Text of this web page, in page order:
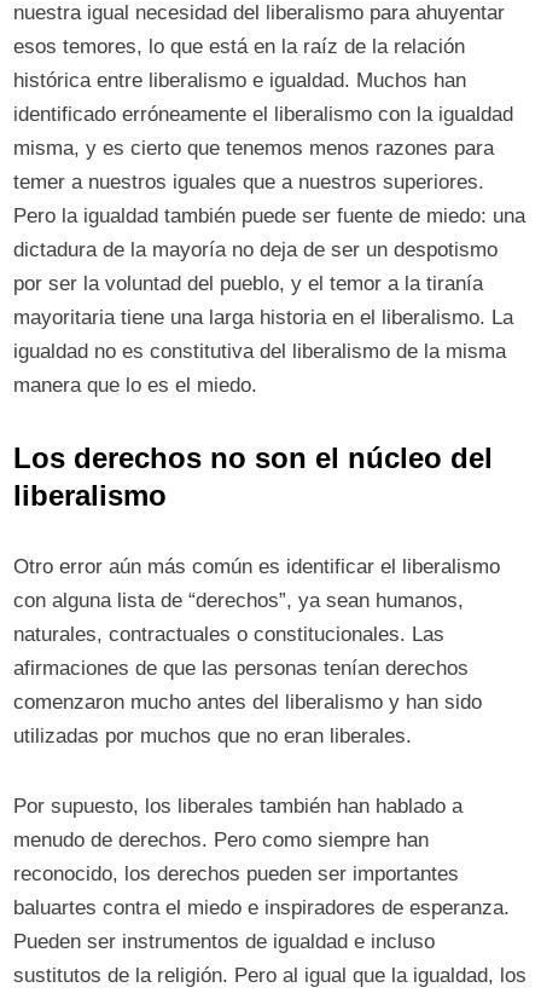
nuestra igual necesidad del liberalismo para ahuyentar
esos temores, lo que está en la raíz de la relación
histórica entre liberalismo e igualdad. Muchos han
identificado erróneamente el liberalismo con la igualdad
misma, y es cierto que tenemos menos razones para
temer a nuestros iguales que a nuestros superiores.
Pero la igualdad también puede ser fuente de miedo: una
dictadura de la mayoría no deja de ser un despotismo
por ser la voluntad del pueblo, y el temor a la tiranía
mayoritaria tiene una larga historia en el liberalismo. La
igualdad no es constitutiva del liberalismo de la misma
manera que lo es el miedo.
Los derechos no son el núcleo del
liberalismo
Otro error aún más común es identificar el liberalismo
con alguna lista de “derechos”, ya sean humanos,
naturales, contractuales o constitucionales. Las
afirmaciones de que las personas tenían derechos
comenzaron mucho antes del liberalismo y han sido
utilizadas por muchos que no eran liberales.
Por supuesto, los liberales también han hablado a
menudo de derechos. Pero como siempre han
reconocido, los derechos pueden ser importantes
baluartes contra el miedo e inspiradores de esperanza.
Pueden ser instrumentos de igualdad e incluso
sustitutos de la religión. Pero al igual que la igualdad, los